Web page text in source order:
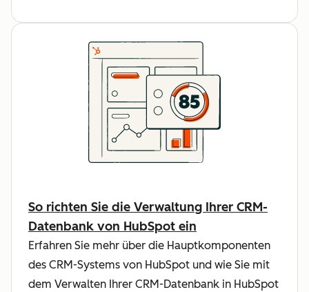
So richten Sie die Verwaltung Ihrer CRM-
Datenbank von HubSpot ein
Erfahren Sie mehr über die Hauptkomponenten
des CRM-Systems von HubSpot und wie Sie mit
dem Verwalten Ihrer CRM-Datenbank in HubSpot